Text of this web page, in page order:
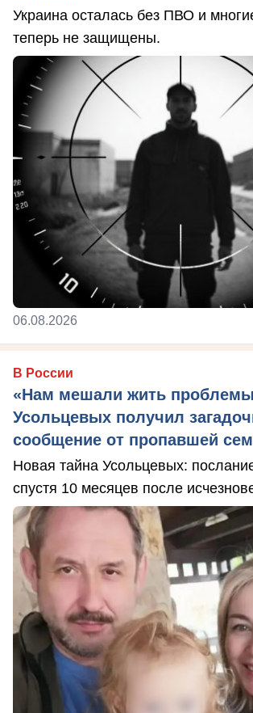
Украина осталась без ПВО и
теперь не защищены.
06.08.2026
В России
«Нам мешали жить
Усольцевых получил
сообщение от пропавшей
Новая тайна Усольцевых:
спустя 10 месяцев после